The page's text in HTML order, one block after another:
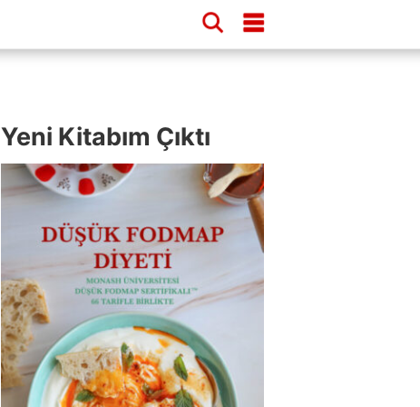
Yeni Kitabım Çıktı